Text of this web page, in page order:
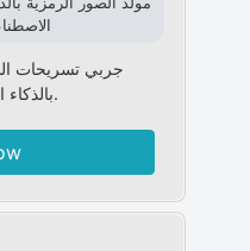
جربي تسريحات
بالذكاء الاصطناعي مع معاينات واقعية.